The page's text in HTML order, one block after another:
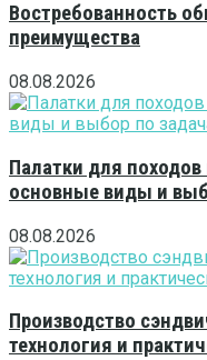
Востребованность
преимущества
08.08.2026
Палатки для
основные виды и
08.08.2026
Производство
технология и